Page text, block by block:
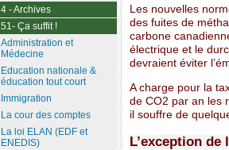
Les nouvelles
des fuites de
carbone
électrique et le
devraient éviter
A charge pour la
de CO2 par an les
il souffre de
L’exception
4 - Archives
51- Ça suffit !
Administration et
Médecine
Education nationale &
éducation tout court
Immigration
La cour des comptes
La loi ELAN (EDF et
ENEDIS)